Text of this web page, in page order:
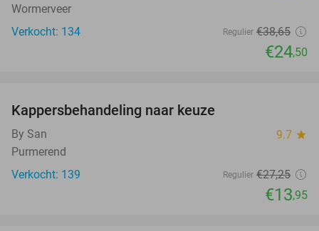
Wormerveer
Verkocht: 134
Regulier €38,65
€24,50
Kappersbehandeling naar keuze
By San 9.7 star
Purmerend
Verkocht: 139
Regulier €27,25
€13,95